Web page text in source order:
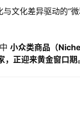
文化差异驱动的“
小众类商品（
，正迎来黄金窗口期